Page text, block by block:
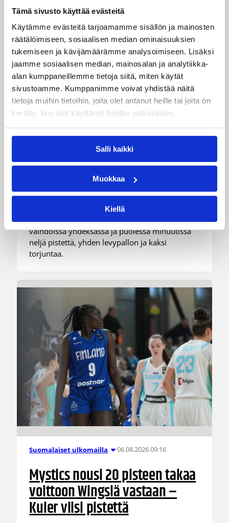
Tämä sivusto käyttää evästeitä
Käytämme evästeitä tarjoamamme sisällön ja mainosten
räätälöimiseen, sosiaalisen median ominaisuuksien
tukemiseen ja kävijämäärämme analysoimiseen. Lisäksi
jaamme sosiaalisen median, mainosalan ja analytiikka-
alan kumppaneillemme tietoja siitä, miten käytät
sivustoamme. Kumppanimme voivat yhdistää näitä
tietoja muihin tietoihin, joita olet antanut heille tai joita on
kerätty, kun olet käyttänyt heidän palvelujaan.
Salli kaikki
Muokkaa
Kiellä
Suomalaiset ulkomailla 08.08.2026 08:54
Wingsille tappio Valkyriesia
vastaan – Kuier neljä pistettä
ja kaksi torjuntaa
WNBA:ssa Dallas Wings kärsi tappion, kun
Golden State Valkyries oli parempi
loppulukemin 94-76 (44-36). Awak Kuier tilastoi
vaihdoissa yhdeksässä ja puolessa minuutissa
neljä pistettä, yhden levypallon ja kaksi
torjuntaa.
Suomalaiset ulkomailla 06.08.2026 09:16
Mystics nousi 20 pisteen takaa
voittoon Wingsiä vastaan –
Kuier viisi pistettä